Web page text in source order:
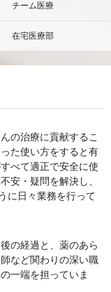
チーム医療
在宅医療部
の治療に貢献するこ
た使い方をすると有
べて適正で安全に使
安・疑問を解決し、
に日々業務を行って
の経過と、薬のあら
など関わりの深い職
一端を担っていま